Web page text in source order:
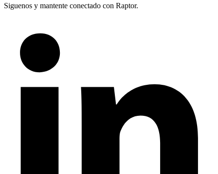
Siguenos y mantente conectado con Raptor.